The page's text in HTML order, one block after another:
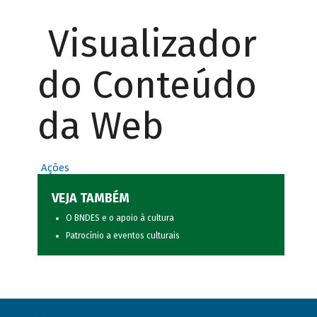
Visualizador
do Conteúdo
da Web
Ações
VEJA TAMBÉM
O BNDES e o apoio à cultura
Patrocínio a eventos culturais